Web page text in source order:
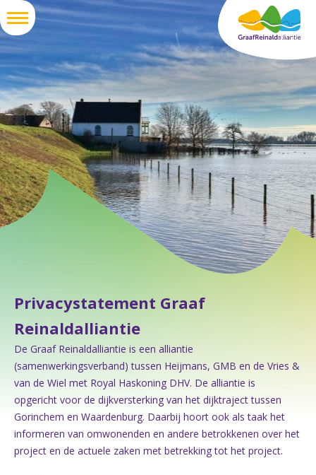
Privacystatement Graaf
Reinaldalliantie
De Graaf Reinaldalliantie is een alliantie
(samenwerkingsverband) tussen Heijmans, GMB en de Vries &
van de Wiel met Royal Haskoning DHV. De alliantie is
opgericht voor de dijkversterking van het dijktraject tussen
Gorinchem en Waardenburg. Daarbij hoort ook als taak het
informeren van omwonenden en andere betrokkenen over het
project en de actuele zaken met betrekking tot het project.